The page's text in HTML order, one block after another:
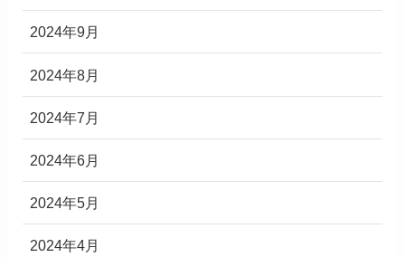
2024年9月
2024年8月
2024年7月
2024年6月
2024年5月
2024年4月